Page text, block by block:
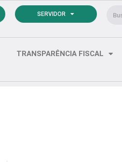
SERVIDOR
TRANSPARÊNCIA FISCAL